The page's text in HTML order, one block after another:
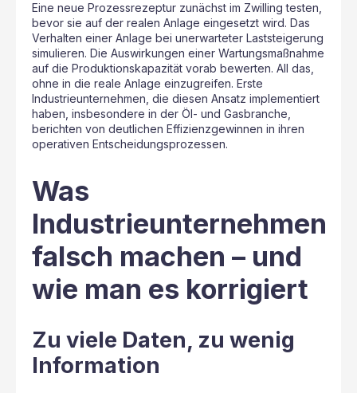
Eine neue Prozessrezeptur zunächst im Zwilling testen,
bevor sie auf der realen Anlage eingesetzt wird. Das
Verhalten einer Anlage bei unerwarteter Laststeigerung
simulieren. Die Auswirkungen einer Wartungsmaßnahme
auf die Produktionskapazität vorab bewerten. All das,
ohne in die reale Anlage einzugreifen. Erste
Industrieunternehmen, die diesen Ansatz implementiert
haben, insbesondere in der Öl- und Gasbranche,
berichten von deutlichen Effizienzgewinnen in ihren
operativen Entscheidungsprozessen.
Was
Industrieunternehmen
falsch machen – und
wie man es korrigiert
Zu viele Daten, zu wenig
Information